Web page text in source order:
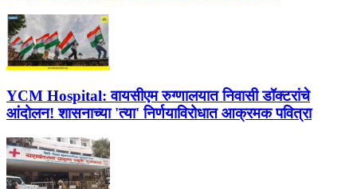
YCM Hospital: वायसीएम रुग्णालयात निवासी डॉक्टरांचे
आंदोलन! शासनाच्या 'त्या' निर्णयाविरोधात आक्रमक पवित्रा